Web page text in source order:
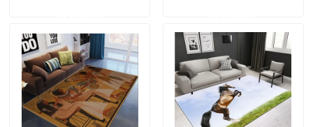
Couverture de tapis de plancher
Tapis de plancher de chambre à coucher
Tapis de plancher de salon